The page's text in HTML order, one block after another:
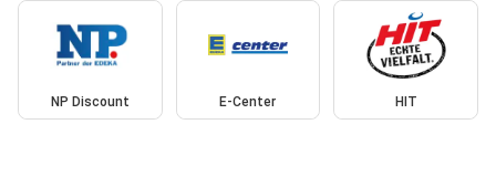
NP Discount E-Center HIT